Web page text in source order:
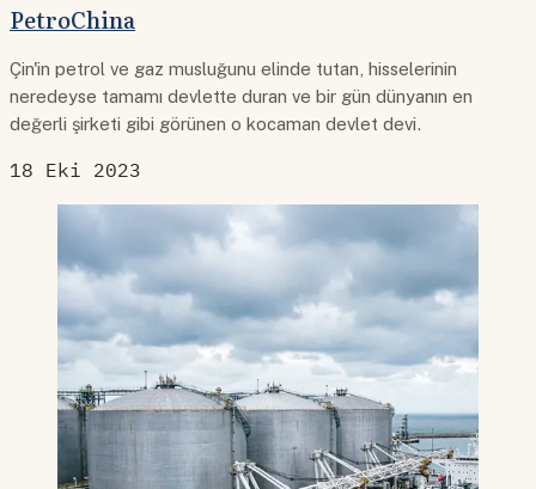
PetroChina
Çin'in petrol ve gaz musluğunu elinde tutan, hisselerinin
neredeyse tamamı devlette duran ve bir gün dünyanın en
değerli şirketi gibi görünen o kocaman devlet devi.
18 Eki 2023